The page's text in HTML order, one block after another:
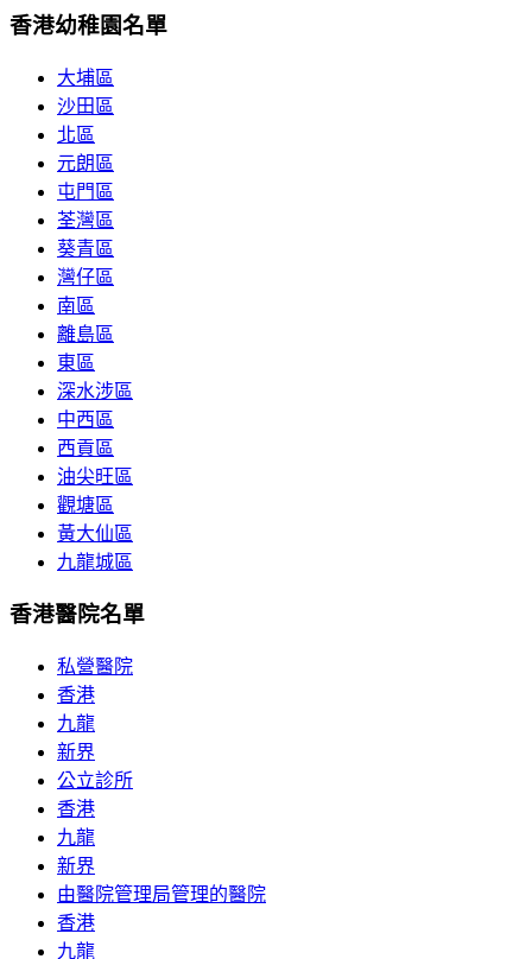
香港幼稚園名單
大埔區
沙田區
北區
元朗區
屯門區
荃灣區
葵青區
灣仔區
南區
離島區
東區
深水涉區
中西區
西貢區
油尖旺區
觀塘區
黃大仙區
九龍城區
香港醫院名單
私營醫院
香港
九龍
新界
公立診所
香港
九龍
新界
由醫院管理局管理的醫院
香港
九龍